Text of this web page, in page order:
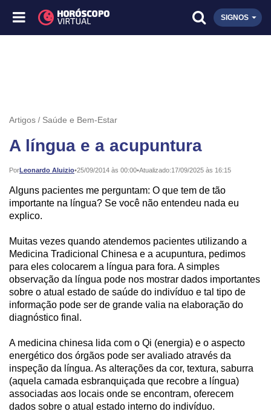
SIGNOS
Artigos Saúde e Bem-Estar
A língua e a acupuntura
PorLeonardo Aluizio•
Publicado: 25/09/2014 às 00:00•Atualizado:17/09/2025 às 16:15
Alguns pacientes me perguntam: O que tem de tão
importante na língua? Se você não entendeu nada eu
explico.
Muitas vezes quando atendemos pacientes utilizando a
Medicina Tradicional Chinesa e a acupuntura, pedimos
para eles colocarem a língua para fora. A simples
observação da língua pode nos mostrar dados importantes
sobre o atual estado de saúde do indivíduo e tal tipo de
informação pode ser de grande valia na elaboração do
diagnóstico final.
A medicina chinesa lida com o Qi (energia) e o aspecto
energético dos órgãos pode ser avaliado através da
inspeção da língua. As alterações da cor, textura, saburra
(aquela camada esbranquiçada que recobre a língua)
associadas aos locais onde se encontram, oferecem
dados sobre o atual estado interno do indivíduo.